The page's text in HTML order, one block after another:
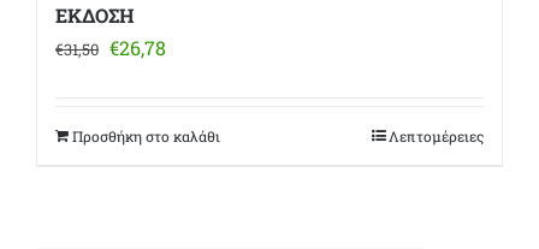
ΕΚΔΟΣΗ
€31,50 Original
€31,50.
€26,78Η
είναι:
Προσθήκη στο καλάθι Λεπτομέρειες